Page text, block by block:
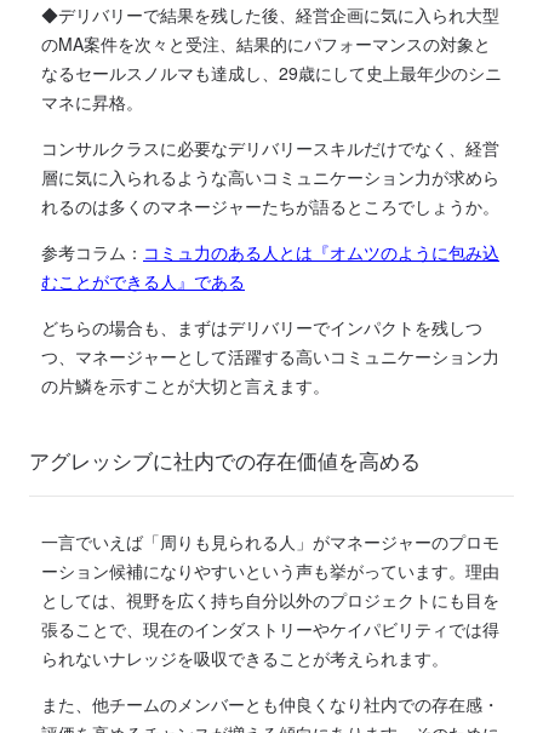
◆デリバリーで結果を残した後、経営企画に気に入られ大型
のMA案件を次々と受注、結果的にパフォーマンスの対象と
なるセールスノルマも達成し、29歳にして史上最年少のシニ
マネに昇格。
コンサルクラスに必要なデリバリースキルだけでなく、経営
層に気に入られるような高いコミュニケーション力が求めら
れるのは多くのマネージャーたちが語るところでしょうか。
参考コラム： コミュ力のある人とは 『オムツのように包み込
むことができる人』 である
どちらの場合も、まずはデリバリーでインパクトを残しつ
つ、マネージャーとして活躍する高いコミュニケーション力
の片鱗を示すことが大切と言えます。
アグレッシブに社内での存在価値を高める
一言でいえば「周りも見られる人」がマネージャーのプロモ
ーション候補になりやすいという声も挙がっています。 理由
としては、 視野を広く持ち自分以外のプロジェクト にも目を
張ることで、現在のインダストリーやケイパビリティでは得
られないナレッジを吸収できることが考えられます。
また、他チームのメンバーとも仲良くなり社内での存在感・